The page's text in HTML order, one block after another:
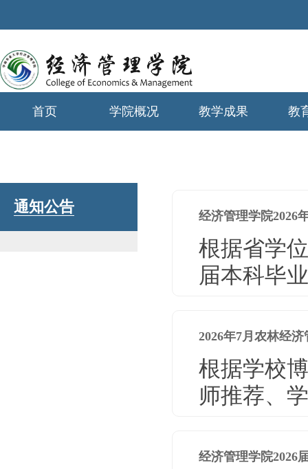
首页 学院概况 教学成果 教
通知公告
经济管理学院2026
根据省学
届本科毕
2026年7月农林经
根据学校
师推荐、
经济管理学院2026